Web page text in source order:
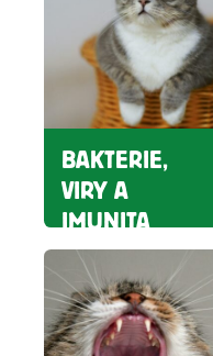
BAKTERIE,
VIRY A
IMUNITA